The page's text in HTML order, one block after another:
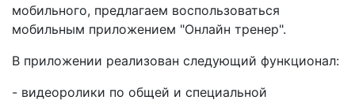
мобильного, предлагаем воспользоваться
мобильным приложением "Онлайн тренер".
В приложении реализован следующий функционал:
- видеоролики по общей и специальной